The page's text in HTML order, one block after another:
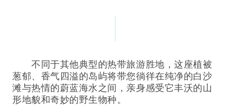
不同于其他典型的热带旅游胜地，这座植被
葱郁、香气四溢的岛屿将带您徜徉在纯净的白沙
滩与热情的蔚蓝海水之间，亲身感受它丰沃的山
形地貌和奇妙的野生物种。